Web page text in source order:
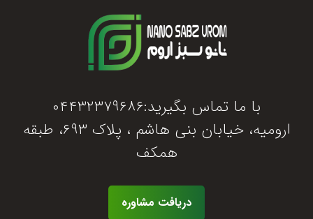
با ما تماس بگیرید:۰۴۴۳۲۳۷۹۶۸۶
ارومیه، خیابان بنی هاشم ، پلاک ۶۹۳، طبقه
همکف
دریافت مشاوره